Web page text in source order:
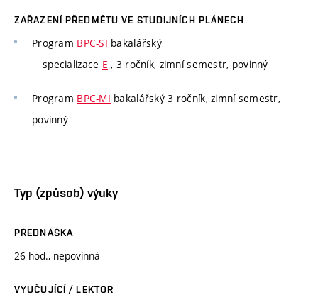
ZAŘAZENÍ PŘEDMĚTU VE STUDIJNÍCH PLÁNECH
Program BPC-SI bakalářský
specializace E , 3 ročník, zimní semestr, povinný
Program BPC-MI bakalářský 3 ročník, zimní semestr,
povinný
Typ (způsob) výuky
PŘEDNÁŠKA
26 hod., nepovinná
VYUČUJÍCÍ / LEKTOR